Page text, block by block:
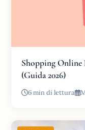
Shopping Online
(Guida 2026)
6 min di lettura